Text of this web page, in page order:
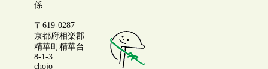
係
〒619-0287
京都府相楽郡
精華町精華台
8-1-3
chojo